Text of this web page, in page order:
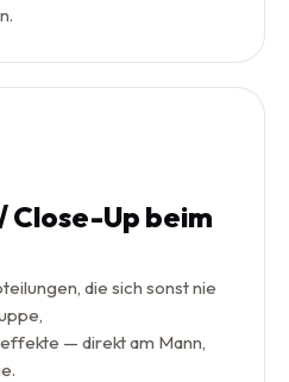
Close-Up beim
die sich sonst nie
— direkt am Mann,